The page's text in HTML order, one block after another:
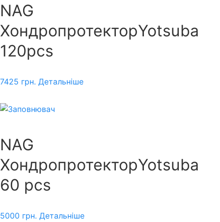
NAG
ХондропротекторYotsuba
120pcs
7425 грн. Детальніше
NAG
ХондропротекторYotsuba
60 pcs
5000 грн. Детальніше